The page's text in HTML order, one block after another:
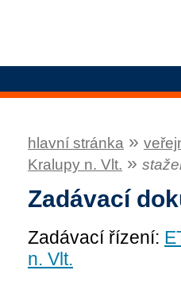
hlavní stránka »
Kralupy n. Vlt. »
Zadávací
Zadávací řízení:
n. Vlt.